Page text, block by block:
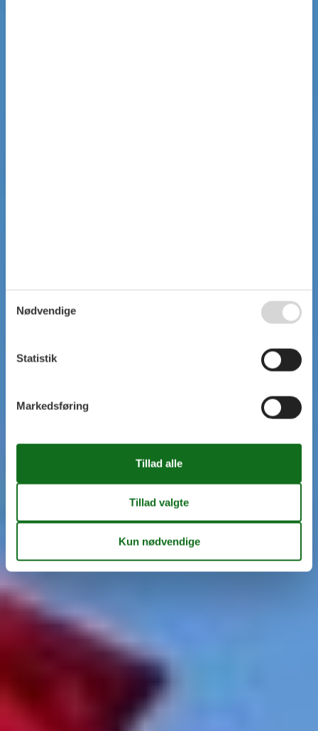
Nødvendige
Statistik
Markedsføring